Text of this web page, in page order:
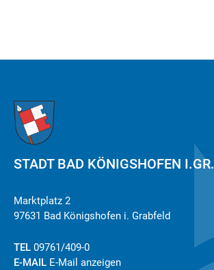
STADT BAD KÖNIGSHOFEN I.GR.
Marktplatz 2
97631 Bad Königshofen i. Grabfeld
TEL 09761/409-0
E-MAIL E-Mail anzeigen